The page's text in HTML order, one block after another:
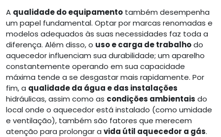
A qualidade do equipamento também desempenha
um papel fundamental. Optar por marcas renomadas e
modelos adequados às suas necessidades faz toda a
diferença. Além disso, o uso e carga de trabalhodo
aquecedor influenciam sua durabilidade; um aparelho
constantemente operando em sua capacidade
máxima tende a se desgastar mais rapidamente. Por
fim, a qualidade da água e das instalações
hidráulicas, assim como as condições ambientais do
local onde o aquecedor está instalado (como umidade
e ventilação), também são fatores que merecem
atenção para prolongar a vida útil aquecedor a gás.